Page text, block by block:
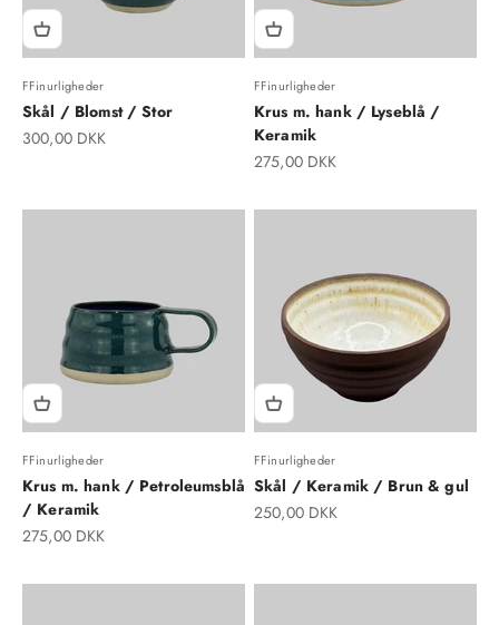
FFinurligheder
Skål / Blomst / Stor
Salgspris
300,00 DKK
FFinurligheder
Krus m. hank / Lyseblå /
Keramik
Salgspris
275,00 DKK
FFinurligheder
Krus m. hank / Petroleumsblå
/ Keramik
Salgspris
275,00 DKK
FFinurligheder
Skål / Keramik / Brun & gul
Salgspris
250,00 DKK